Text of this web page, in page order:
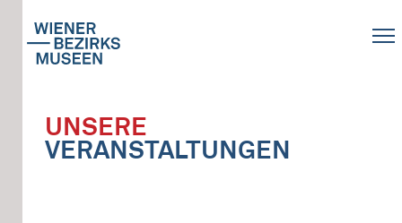
UNSERE
VERANSTALTUNGEN